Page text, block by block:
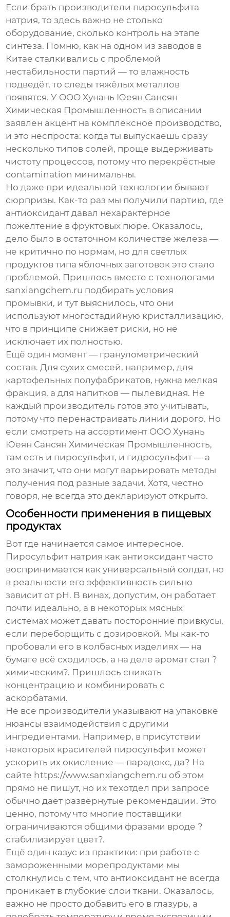
Если брать производители пиросульфита
натрия, то здесь важно не столько
оборудование, сколько контроль на этапе
синтеза. Помню, как на одном из заводов в
Китае сталкивались с проблемой
нестабильности партий — то влажность
подведёт, то следы тяжёлых металлов
появятся. У OOO Хунань Юеян Сансян
Химическая Промышленность в описании
заявлен акцент на комплексное производство,
и это неспроста: когда ты выпускаешь сразу
несколько типов солей, проще выдерживать
чистоту процессов, потому что перекрёстные
contamination минимальны.
Но даже при идеальной технологии бывают
сюрпризы. Как-то раз мы получили партию, где
антиоксидант давал нехарактерное
пожелтение в фруктовых пюре. Оказалось,
дело было в остаточном количестве железа —
не критично по нормам, но для светлых
продуктов типа яблочных заготовок это стало
проблемой. Пришлось вместе с технологами
sanxiangchem.ru подбирать условия
промывки, и тут выяснилось, что они
используют многостадийную кристаллизацию,
что в принципе снижает риски, но не
исключает их полностью.
Ещё один момент — гранулометрический
состав. Для сухих смесей, например, для
картофельных полуфабрикатов, нужна мелкая
фракция, а для напитков — пылевидная. Не
каждый производитель готов это учитывать,
потому что перенастраивать линии дорого. Но
если смотреть на ассортимент OOO Хунань
Юеян Сансян Химическая Промышленность,
там есть и пиросульфит, и гидросульфит — а
это значит, что они могут варьировать методы
получения под разные задачи. Хотя, честно
говоря, не всегда это декларируют открыто.
Особенности применения в пищевых
продуктах
Вот где начинается самое интересное.
Пиросульфит натрия как антиоксидант часто
воспринимается как универсальный солдат, но
в реальности его эффективность сильно
зависит от pH. В винах, допустим, он работает
почти идеально, а в некоторых мясных
системах может давать посторонние привкусы,
если переборщить с дозировкой. Мы как-то
пробовали его в колбасных изделиях — на
бумаге всё сходилось, а на деле аромат стал ?
химическим?. Пришлось снижать
концентрацию и комбинировать с
аскорбатами.
Не все производители указывают на упаковке
нюансы взаимодействия с другими
ингредиентами. Например, в присутствии
некоторых красителей пиросульфит может
ускорить их окисление — парадокс, да? На
сайте https://www.sanxiangchem.ru об этом
прямо не пишут, но их техотдел при запросе
обычно даёт развёрнутые рекомендации. Это
ценно, потому что многие поставщики
ограничиваются общими фразами вроде ?
стабилизирует цвет?.
Ещё один казус из практики: при работе с
замороженными морепродуктами мы
столкнулись с тем, что антиоксидант не всегда
проникает в глубокие слои ткани. Оказалось,
важно не просто добавить его в глазурь, а